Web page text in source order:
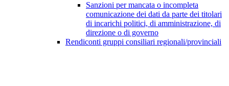
Sanzioni per mancata o incompleta
comunicazione dei dati da parte dei titolari
di incarichi politici, di amministrazione, di
direzione o di governo
Rendiconti gruppi consiliari regionali/provinciali